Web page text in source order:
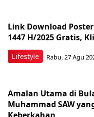
Lifestyle
Link Download
1447 H/2025 Gratis,
Rabu, 27 Agu
Amalan Utama di
Muhammad SAW